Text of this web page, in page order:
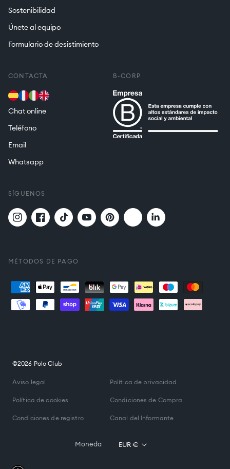
Sostenibilidad
Únete al equipo
Formulario de desistimiento
CONTACTA
Chat online
Teléfono
Email
Whatsapp
B-CORP
SÍGUENOS
InstagramFacebookTikTok YouTubePinterest Twitter Translation
MÉTODOS DE PAGO
Formas
de
pago
©2026 Polo Club
Aviso legal Política de privacidad
Política de cookies Condiciones de Compra
Condiciones de registro Canal del Informante
Moneda EUR €